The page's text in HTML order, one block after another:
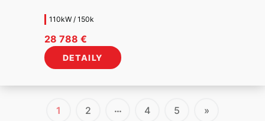
110kW / 150k
28 788 €
DETAILY
1 2 … 4 5 »